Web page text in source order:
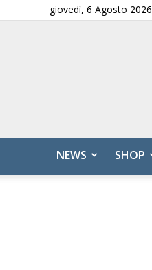
giovedì, 6 Agosto 2026
NEWS SHOP